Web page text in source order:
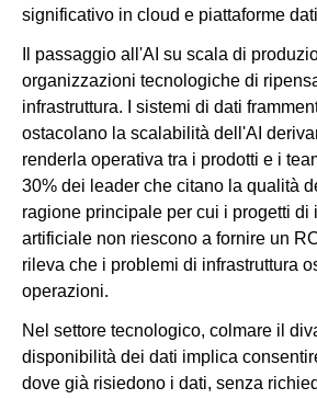
significativo in cloud e piattaforme
Il passaggio all'AI su scala di
organizzazioni tecnologiche di
infrastruttura. I sistemi di dati
ostacolano la scalabilità dell'AI
renderla operativa tra i prodotti e i
30% dei leader che citano la qualità
ragione principale per cui i progetti di
artificiale non riescono a fornire un
rileva che i problemi di infrastruttura
operazioni.
Nel settore tecnologico, colmare il
disponibilità dei dati implica
dove già risiedono i dati, senza